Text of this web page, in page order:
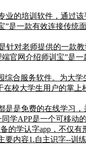
业的培训软件，通过
是一款有效连接传统
针对老师提供的一款
官网介绍师训宝”是
综合服务软件。为大
校大学生用户的掌上
是免费的在线学习
学APP是一个可移动
的学认字app，不仅
内容1.自主识字--训